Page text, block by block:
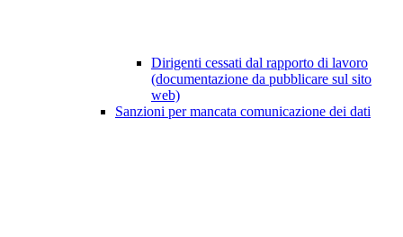
Dirigenti cessati dal rapporto di lavoro
(documentazione da pubblicare sul sito
web)
Sanzioni per mancata comunicazione dei dati